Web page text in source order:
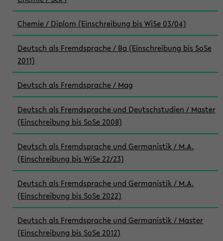
Chemie / Diplom (Einschreibung bis WiSe 03/04)
Deutsch als Fremdsprache / Ba (Einschreibung bis SoSe
2011)
Deutsch als Fremdsprache / Mag
Deutsch als Fremdsprache und Deutschstudien / Master
(Einschreibung bis SoSe 2008)
Deutsch als Fremdsprache und Germanistik / M.A.
(Einschreibung bis WiSe 22/23)
Deutsch als Fremdsprache und Germanistik / M.A.
(Einschreibung bis SoSe 2022)
Deutsch als Fremdsprache und Germanistik / Master
(Einschreibung bis SoSe 2012)